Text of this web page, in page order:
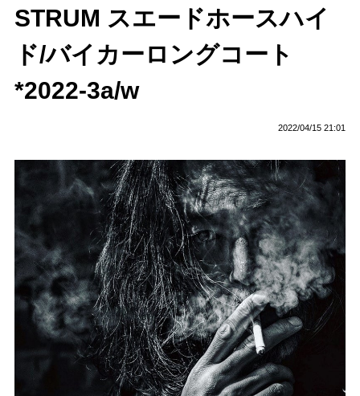
STRUM スエードホースハイ
ド/バイカーロングコート
*2022-3a/w
2022/04/15 21:01